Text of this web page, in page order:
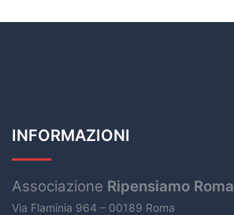
INFORMAZIONI
Associazione Ripensiamo Roma
Via Flaminia 964 – 00189 Roma